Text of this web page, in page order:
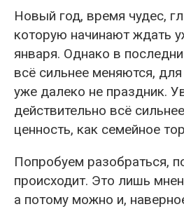
Новый год, время чудес,
которую начинают ждать
января. Однако в
всё сильнее меняются,
уже далеко не праздник.
действительно всё
ценность, как семейное
Попробуем разобраться,
происходит. Это лишь
а потому можно и,